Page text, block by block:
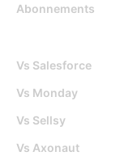
Abonnements
Vs Salesforce
Vs Monday
Vs Sellsy
Vs Axonaut